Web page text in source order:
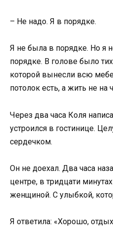
– Не надо. Я в порядке.
Я не была в порядке. Но я
порядке. В голове было
которой вынесли всю
потолок есть, а жить не на
Через два часа Коля
устроился в гостинице.
сердечком.
Он не доехал. Два часа
центре, в тридцати
женщиной. С улыбкой,
Я ответила: «Хорошо,